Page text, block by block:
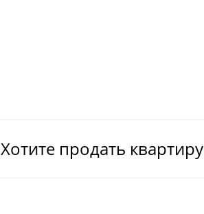
Хотите продать квартиру